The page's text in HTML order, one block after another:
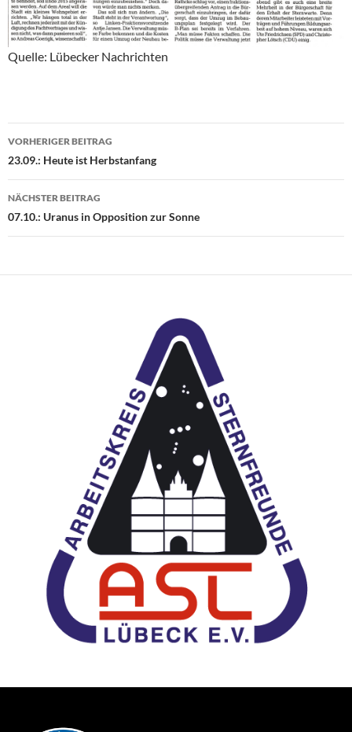
Quelle: Lübecker Nachrichten
Beitragsnavigation
VORHERIGER BEITRAG
23.09.: Heute ist Herbstanfang
NÄCHSTER BEITRAG
07.10.: Uranus in Opposition zur Sonne